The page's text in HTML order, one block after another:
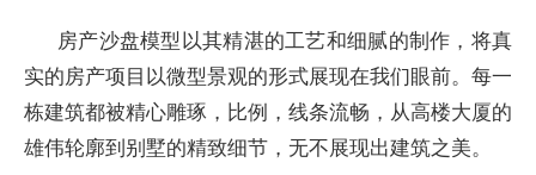
房产沙盘模型以其精湛的工艺和细腻的制作，将真
实的房产项目以微型景观的形式展现在我们眼前。每一
栋建筑都被精心雕琢，比例，线条流畅，从高楼大厦的
雄伟轮廓到别墅的精致细节，无不展现出建筑之美。